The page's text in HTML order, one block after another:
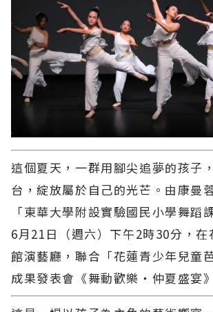
這個夏天，一群用腳尖追夢的孩子
台，綻放屬於自己的光芒。由康曼
「東華大學附設實驗國民小學舞蹈
6月21日（週六）下午2時30分，在
館演藝廳，聯合「花蓮青少年兒童
成果發表會《舞動歡樂・仲夏盛宴